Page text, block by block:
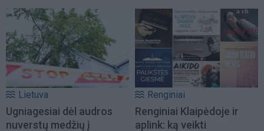
Lietuva
Ugniagesiai dėl audros
nuverstų medžių į
Renginiai
Renginiai Klaipėdoje ir
aplink: ką veikti